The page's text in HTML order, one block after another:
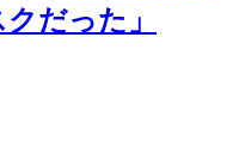
だった」